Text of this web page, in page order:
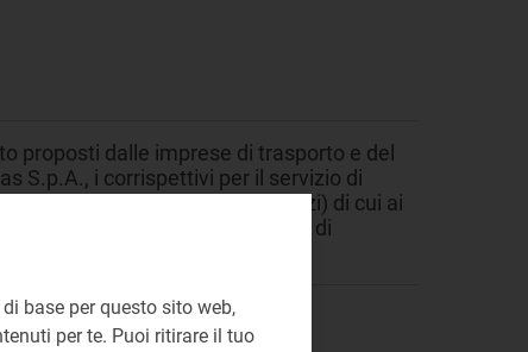
proposti dalle imprese di trasporto e del
S.p.A., i corrispettivi per il servizio di
i clienti finali e ulteriori servizi) di cui ai
ridetermina inoltre i ricavi di
base per questo sito web,
per te. Puoi ritirare il tuo